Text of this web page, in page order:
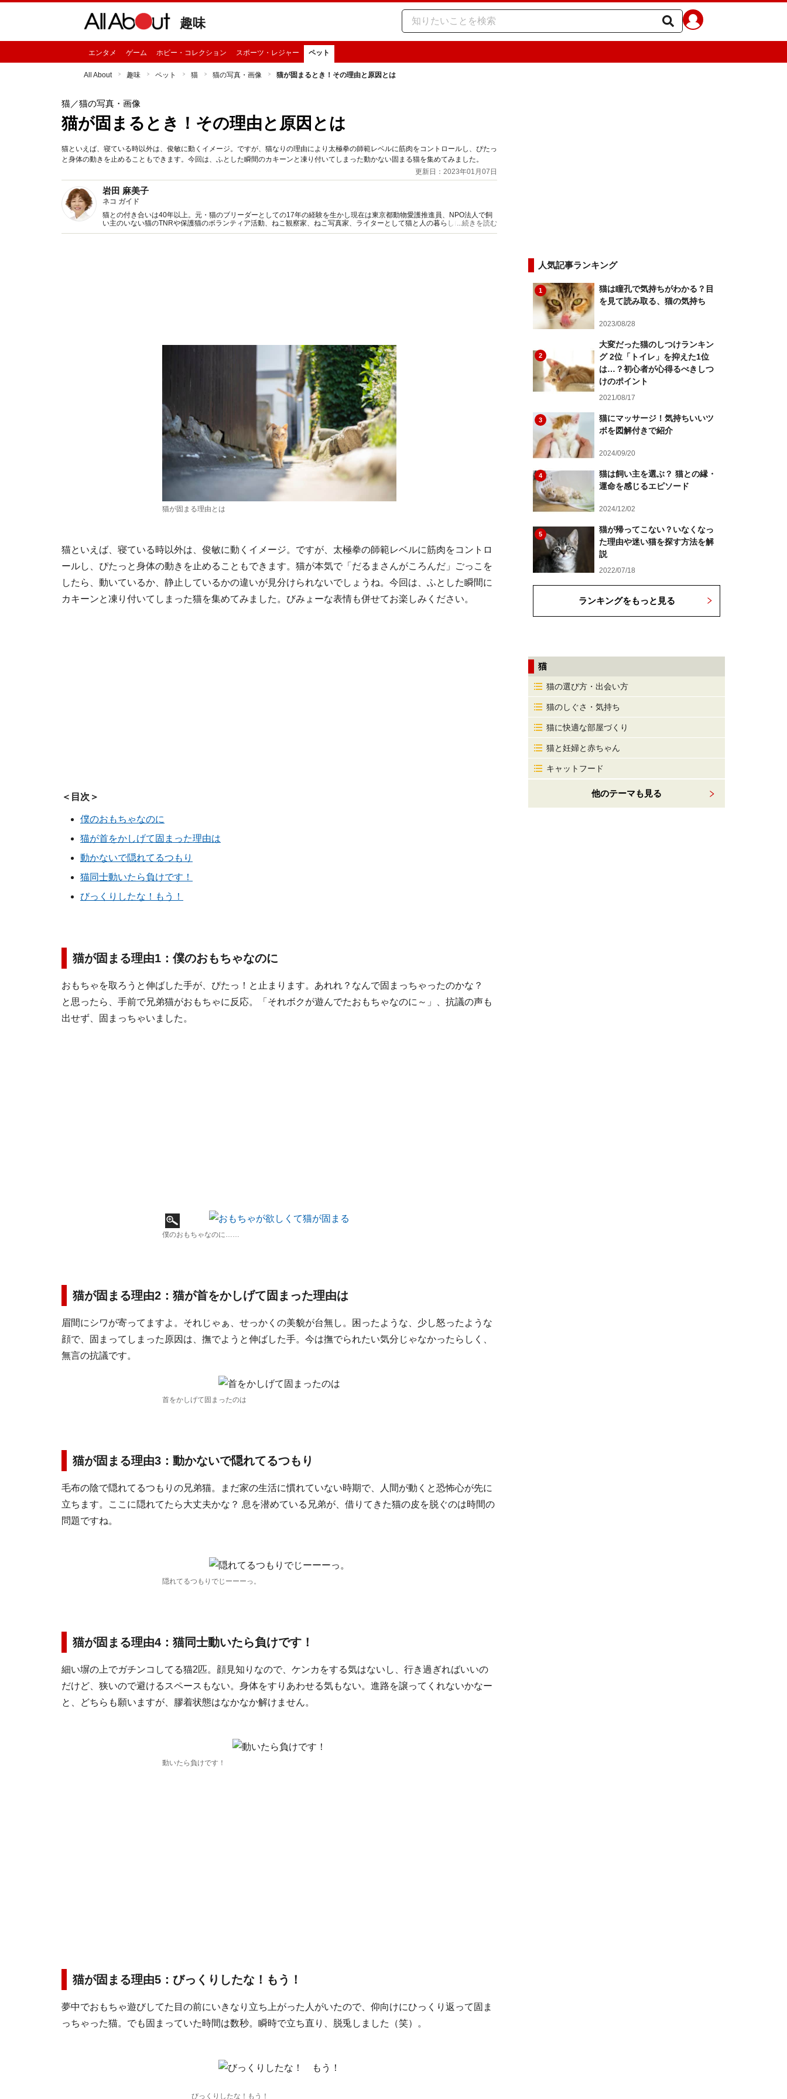
趣味
エンタメ ゲーム ホビー・コレクション スポーツ・レジャー ペット
All About 趣味 ペット 猫 猫の写真・画像 猫が固まるとき！その理由と原因とは
猫／猫の写真・画像
猫が固まるとき！その理由と原因とは
猫といえば、寝ている時以外は、俊敏に動くイメージ。ですが、猫なりの理由により太極拳の師範レベルに筋肉をコントロールし、ぴたっ
と身体の動きを止めることもできます。今回は、ふとした瞬間のカキーンと凍り付いてしまった動かない固まる猫を集めてみました。
更新日：2023年01月07日
岩田 麻美子
ネコ ガイド
猫との付き合いは40年以上。元・猫のブリーダーとしての17年の経験を生かし現在は東京都動物愛護推進員、NPO法人で飼
い主のいない猫のTNRや保護猫のボランティア活動、ねこ観察家、ねこ写真家、ライターとして猫と人の暮らしに役立つ情報
を発信中！
...続きを読む
猫が固まる理由とは
猫といえば、寝ている時以外は、俊敏に動くイメージ。ですが、太極拳の師範レベルに筋肉をコントロ
ールし、ぴたっと身体の動きを止めることもできます。猫が本気で「だるまさんがころんだ」ごっこを
したら、動いているか、静止しているかの違いが見分けられないでしょうね。今回は、ふとした瞬間に
カキーンと凍り付いてしまった猫を集めてみました。びみょーな表情も併せてお楽しみください。
＜目次＞
僕のおもちゃなのに
猫が首をかしげて固まった理由は
動かないで隠れてるつもり
猫同士動いたら負けです！
びっくりしたな！もう！
猫が固まる理由1：僕のおもちゃなのに
おもちゃを取ろうと伸ばした手が、ぴたっ！と止まります。あれれ？なんで固まっちゃったのかな？
と思ったら、手前で兄弟猫がおもちゃに反応。「それボクが遊んでたおもちゃなのに～」、抗議の声も
出せず、固まっちゃいました。
僕のおもちゃなのに……
猫が固まる理由2：猫が首をかしげて固まった理由は
眉間にシワが寄ってますよ。それじゃぁ、せっかくの美貌が台無し。困ったような、少し怒ったような
顔で、固まってしまった原因は、撫でようと伸ばした手。今は撫でられたい気分じゃなかったらしく、
無言の抗議です。
首をかしげて固まったのは
猫が固まる理由3：動かないで隠れてるつもり
毛布の陰で隠れてるつもりの兄弟猫。まだ家の生活に慣れていない時期で、人間が動くと恐怖心が先に
立ちます。ここに隠れてたら大丈夫かな？ 息を潜めている兄弟が、借りてきた猫の皮を脱ぐのは時間の
問題ですね。
隠れてるつもりでじーーーっ。
猫が固まる理由4：猫同士動いたら負けです！
細い塀の上でガチンコしてる猫2匹。顔見知りなので、ケンカをする気はないし、行き過ぎればいいの
だけど、狭いので避けるスペースもない。身体をすりあわせる気もない。進路を譲ってくれないかなー
と、どちらも願いますが、膠着状態はなかなか解けません。
動いたら負けです！
猫が固まる理由5：びっくりしたな！もう！
夢中でおもちゃ遊びしてた目の前にいきなり立ち上がった人がいたので、仰向けにひっくり返って固ま
っちゃった猫。でも固まっていた時間は数秒。瞬時で立ち直り、脱兎しました（笑）。
びっくりしたな！もう！
人気記事ランキング
1
猫は瞳孔で気持ちがわかる？目
を見て読み取る、猫の気持ち
2023/08/28
2
大変だった猫のしつけランキン
グ 2位「トイレ」を抑えた1位
は…？初心者が心得るべきしつ
けのポイント
2021/08/17
3
猫にマッサージ！気持ちいいツ
ボを図解付きで紹介
2024/09/20
4
猫は飼い主を選ぶ？ 猫との縁・
運命を感じるエピソード
2024/12/02
5
猫が帰ってこない？いなくなっ
た理由や迷い猫を探す方法を解
説
2022/07/18
ランキングをもっと見る
猫
猫の選び方・出会い方
猫のしぐさ・気持ち
猫に快適な部屋づくり
猫と妊婦と赤ちゃん
キャットフード
他のテーマも見る